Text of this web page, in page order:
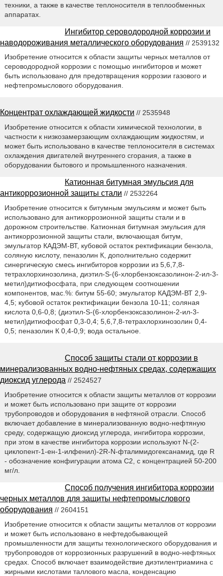
техники, а также в качестве теплоносителя в теплообменных
аппаратах.
Ингибитор сероводородной коррозии и
наводороживания металлического оборудования // 2539132
Изобретение относится к области защиты черных металлов от
сероводородной коррозии с помощью ингибиторов и может
быть использовано для предотвращения коррозии газового и
нефтепромыслового оборудования.
Концентрат охлаждающей жидкости // 2535948
Изобретение относится к области химической технологии, в
частности к низкозамерзающим охлаждающим жидкостям, и
может быть использовано в качестве теплоносителя в системах
охлаждения двигателей внутреннего сгорания, а также в
оборудовании бытового и промышленного назначения.
Катионная битумная эмульсия для
антикоррозионной защиты стали // 2532264
Изобретение относится к битумным эмульсиям и может быть
использовано для антикоррозионной защиты стали и в
дорожном строительстве. Катионная битумная эмульсия для
антикоррозионной защиты стали, включающая битум,
эмульгатор КАДЭМ-ВТ, кубовой остаток ректификации бензола,
соляную кислоту, пеназолин К, дополнительно содержит
синергическую смесь ингибиторов коррозии из 5,6,7,8-
тетрахлорхинозолина, диэтил-S-(6-хлорбензоксазолинон-2-ил-3-
метил)дитиофосфата, при следующем соотношении
компонентов, мас.%: битум 55-60; эмульгатор КАДЭМ-ВТ 2,9-
4,5; кубовой остаток ректификации бензола 10-11; соляная
кислота 0,6-0,8; (диэтил-S-(6-хлорбензоксазолинон-2-ил-3-
метил)дитиофосфат 0,3-0,4; 5,6,7,8-тетрахлорхинозолин 0,4-
0,5; пеназолин К 0,4-0,9; вода остальное.
Способ защиты стали от коррозии в
минерализованных водно-нефтяных средах, содержащих
диоксид углерода // 2524527
Изобретение относится к области защиты металлов от коррозии
и может быть использовано при защите от коррозии
трубопроводов и оборудования в нефтяной отрасли. Способ
включает добавление в минерализованную водно-нефтяную
среду, содержащую диоксид углерода, ингибитора коррозии,
при этом в качестве ингибитора коррозии используют N-(2-
циклопент-1-ен-1-илфенил)-2R-N-фталимидогексанамид, где R
- обозначение конфигурации атома С2, с концентрацией 50-200
мг/л.
Способ получения ингибитора коррозии
черных металлов для защиты нефтепромыслового
оборудования // 2604151
Изобретение относится к области защиты металлов от коррозии
и может быть использовано в нефтедобывающей
промышленности для защиты технологического оборудования и
трубопроводов от коррозионных разрушений в водно-нефтяных
средах. Способ включает взаимодействие диэтилентриамина с
жирными кислотами таллового масла, конденсацию